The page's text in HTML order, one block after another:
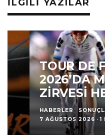
İLGILI YAZILAR
TOUR DE
2026’DA
ZIRVESI
HABERLER SONUÇLAR
7 AĞUSTOS 2026 · 1